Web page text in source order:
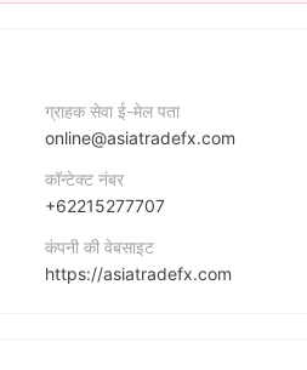
ग्राहक सेवा ई-मेल पता
online@asiatradefx.com
कॉन्टेक्ट नंबर
+62215277707
कंपनी की वेबसाइट
https://asiatradefx.com